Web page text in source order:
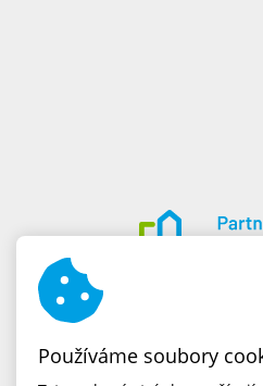
Používáme soubory